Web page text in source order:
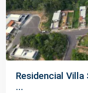
Residencial
...